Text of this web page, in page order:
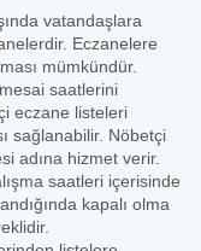
vatandaşlara
Eczanelere
mümkündür.
saatlerini
eczane listeleri
sağlanabilir. Nöbetçi
adına hizmet verir.
saatleri içerisinde
kapalı olma